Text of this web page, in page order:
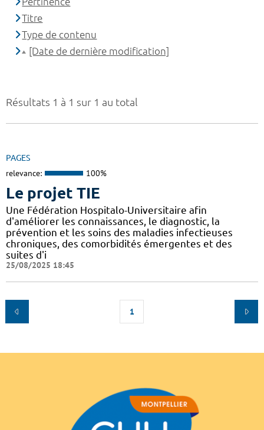
Résultats 1 à 1 sur 1 au total
PAGES
relevance: 100%
Le projet TIE
Une Fédération Hospitalo-Universitaire afin
d'améliorer les connaissances, le diagnostic, la
prévention et les soins des maladies infectieuses
chroniques, des comorbidités émergentes et des
suites d'i
25/08/2025 18:45
1
Titre
Type de contenu
[Date de dernière modification]